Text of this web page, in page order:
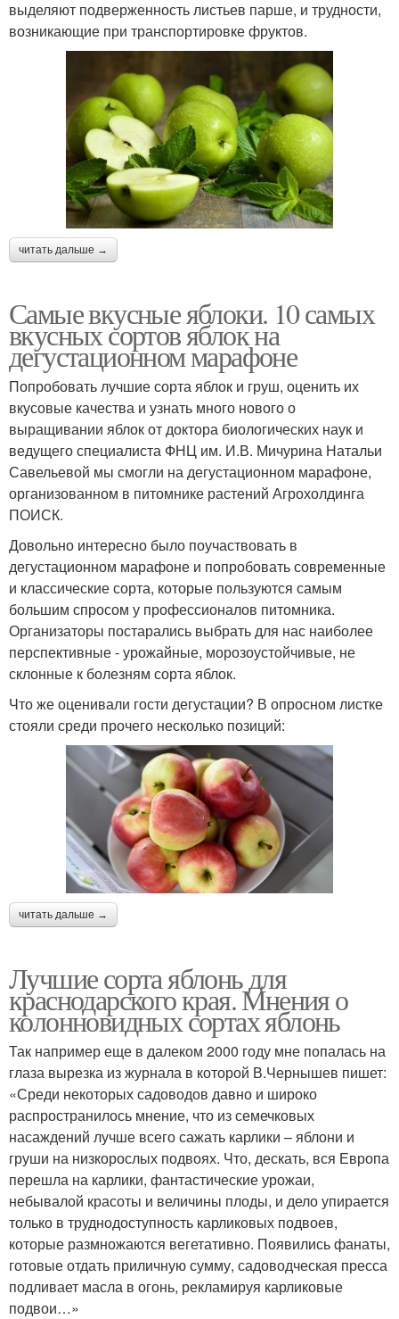
выделяют подверженность листьев парше, и трудности,
возникающие при транспортировке фруктов.
читать дальше →
Самые вкусные яблоки. 10 самых
вкусных сортов яблок на
дегустационном марафоне
Попробовать лучшие сорта яблок и груш, оценить их
вкусовые качества и узнать много нового о
выращивании яблок от доктора биологических наук и
ведущего специалиста ФНЦ им. И.В. Мичурина Натальи
Савельевой мы смогли на дегустационном марафоне,
организованном в питомнике растений Агрохолдинга
ПОИСК.
Довольно интересно было поучаствовать в
дегустационном марафоне и попробовать современные
и классические сорта, которые пользуются самым
большим спросом у профессионалов питомника.
Организаторы постарались выбрать для нас наиболее
перспективные - урожайные, морозоустойчивые, не
склонные к болезням сорта яблок.
Что же оценивали гости дегустации? В опросном листке
стояли среди прочего несколько позиций:
читать дальше →
Лучшие сорта яблонь для
краснодарского края. Мнения о
колонновидных сортах яблонь
Так например еще в далеком 2000 году мне попалась на
глаза вырезка из журнала в которой В.Чернышев пишет:
«Среди некоторых садоводов давно и широко
распространилось мнение, что из семечковых
насаждений лучше всего сажать карлики – яблони и
груши на низкорослых подвоях. Что, дескать, вся Европа
перешла на карлики, фантастические урожаи,
небывалой красоты и величины плоды, и дело упирается
только в труднодоступность карликовых подвоев,
которые размножаются вегетативно. Появились фанаты,
готовые отдать приличную сумму, садоводческая пресса
подливает масла в огонь, рекламируя карликовые
подвои…»